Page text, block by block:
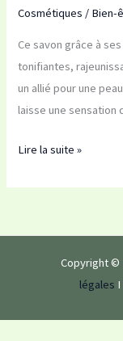
Cosmétiques / Bien-
Ce savon grâce à
tonifiantes,
un allié pour une
laisse une sensation
roses
Lire la suite »
Copyright ©
légales I